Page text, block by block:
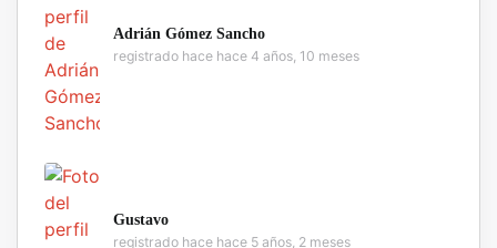
Adrián Gómez Sancho
registrado hace hace 4 años, 10 meses
Gustavo
registrado hace hace 5 años, 2 meses